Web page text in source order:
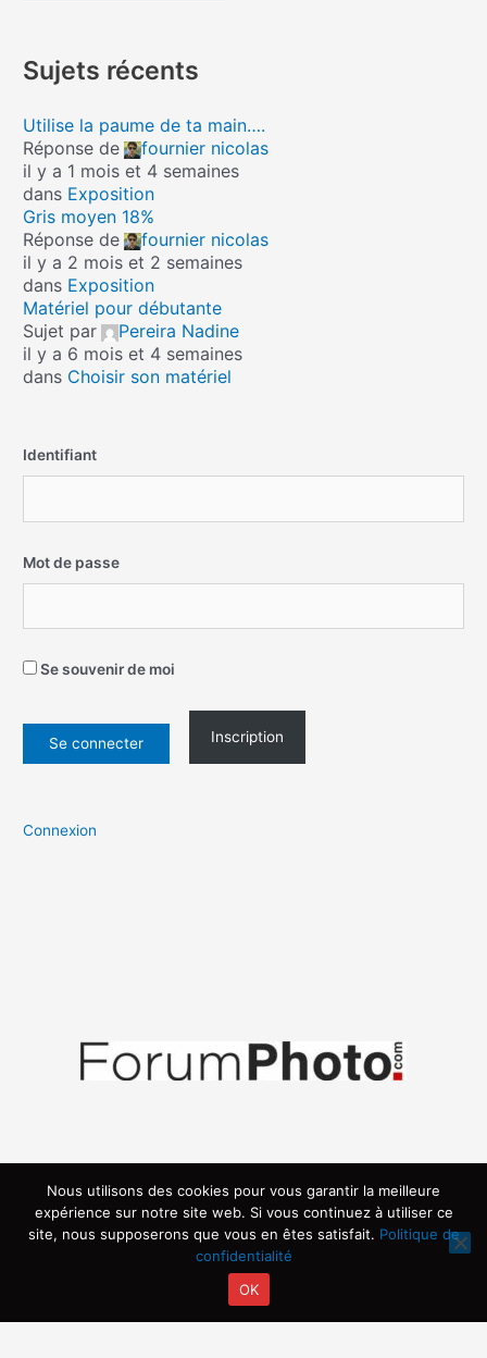
Sujets récents
Utilise la paume de ta main….
Réponse de
fournier nicolas
il y a 1 mois et 4 semaines
dans Exposition
Gris moyen 18%
Réponse de
fournier nicolas
il y a 2 mois et 2 semaines
dans Exposition
Matériel pour débutante
Sujet par
Pereira Nadine
il y a 6 mois et 4 semaines
dans Choisir son matériel
Identifiant
Mot de passe
Se souvenir de moi
Inscription
Connexion
Copyright © 2026 | Propulsé par ARVIA
Nous utilisons des cookies pour vous garantir la meilleure
expérience sur notre site web. Si vous continuez à utiliser ce
site, nous supposerons que vous en êtes satisfait. Politique de
confidentialité
OK